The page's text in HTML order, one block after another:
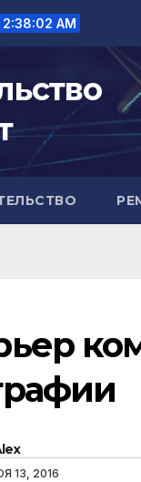
2:38:03 AM
13, 2016